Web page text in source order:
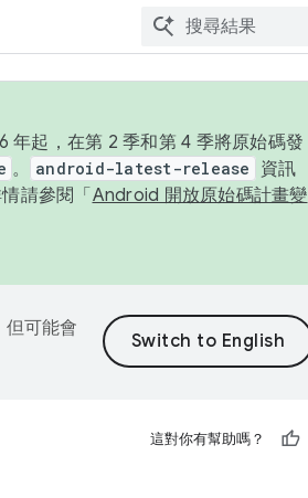
年起，在第 2 季和第 4 季將原始碼發
。 android-latest-release
資訊
請參閱「 Android 開放原始碼計畫變
可能會
這對你有幫助嗎？